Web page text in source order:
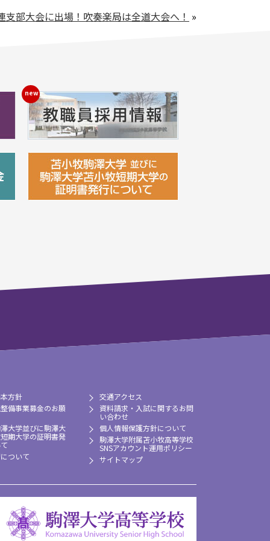
部大会に出場！吹奏楽局は全道大会へ！ »
方針
備事業募金のお願
大学並びに駒澤大
期大学の証明書発
ついて
交通アクセス
資料請求・入試に関するお問
い合わせ
個人情報保護方針について
駒澤大学附属苫小牧高等学校
SNSアカウント運用ポリシー
サイトマップ